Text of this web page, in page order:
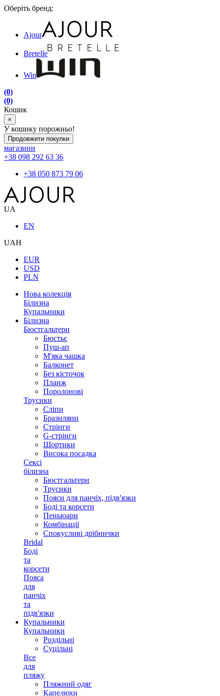
Оберіть бренд:
Ajour
Bretelle
Win
(0)
(0)
Кошик
×
У кошику порожньо!
Продовжити покупки
магазини
+38 098 292 63 36
+38 050 873 79 06
UA
EN
UAH
EUR
USD
PLN
Нова колекція
Білизна
Купальники
Білизна
Бюстгальтери
Бюстьє
Пуш-ап
М'яка чашка
Балконет
Без кісточок
Планж
Поролонові
Трусики
Сліпи
Бразиляни
Стрінги
G-стрінги
Шортики
Висока посадка
Сексі
білизна
Бюстгальтери
Трусики
Пояси для панчіх, підв'язки
Боді та корсети
Пеньюари
Комбінації
Спокусливі дрібнички
Bridal
Боді
та
корсети
Пояса
для
панчіх
та
підв'язки
Купальники
Купальники
Роздільні
Суцільні
Все
для
пляжу
Пляжний одяг
Капелюхи